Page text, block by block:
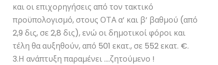
και οι επιχορηγήσεις από τον τακτικό
προϋπολογισμό, στους ΟΤΑ α’ και β’ βαθμού (από
2,9 δις, σε 2,8 δις), ενώ οι δημοτικοί φόροι και
τέλη θα αυξηθούν, από 501 εκατ., σε 552 εκατ. €.
3.Η ανάπτυξη παραμένει ….ζητούμενο !